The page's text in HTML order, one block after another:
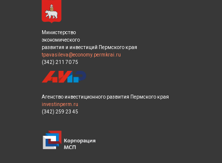
Министерство
экономического
развития и инвестиций Пермского края
tpavasileva@economy.permkrai.ru
(342) 211 70 75
Агенство инвестиционного развития Пермского края
investinperm.ru
(342) 259 23 45